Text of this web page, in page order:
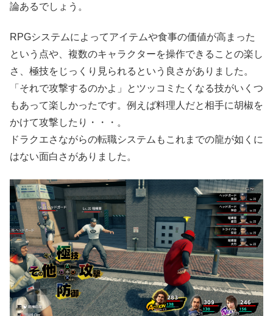
論あるでしょう。
RPGシステムによってアイテムや食事の価値が高まった
という点や、複数のキャラクターを操作できることの楽し
さ、極技をじっくり見られるという良さがありました。
「それで攻撃するのかよ」とツッコミたくなる技がいくつ
もあって楽しかったです。例えば料理人だと相手に胡椒を
かけて攻撃したり・・・。
ドラクエさながらの転職システムもこれまでの龍が如くに
はない面白さがありました。